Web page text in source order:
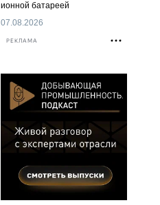
ионной батареей
07.08.2026
РЕКЛАМА